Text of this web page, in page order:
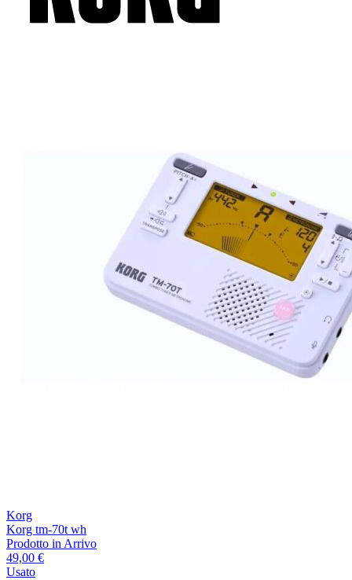
Korg
Korg tm-70t wh
Prodotto in Arrivo
49,00 €
Usato